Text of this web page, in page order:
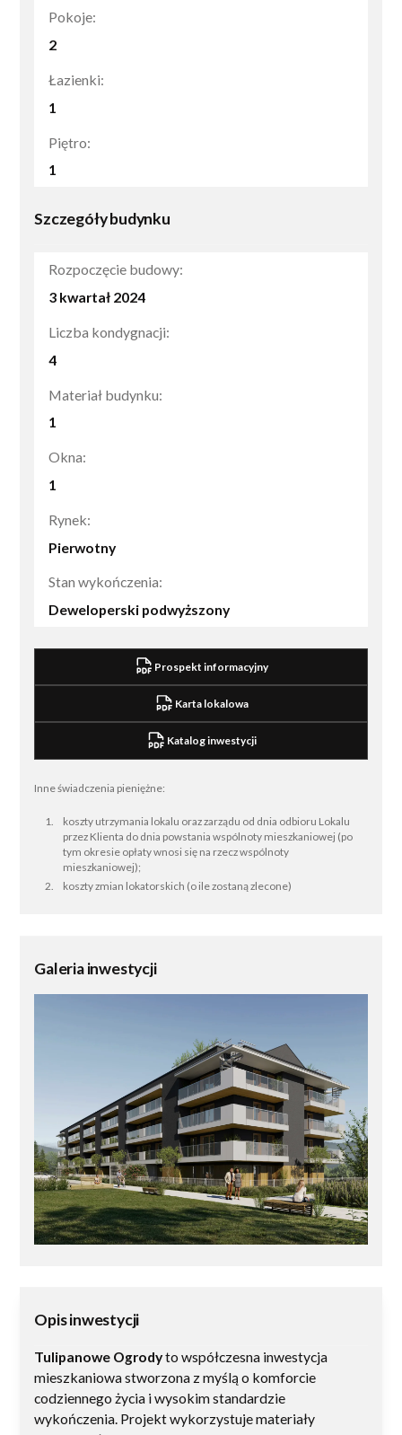
Pokoje:
2
Łazienki:
1
Piętro:
1
Szczegóły budynku
Rozpoczęcie budowy:
3 kwartał 2024
Liczba kondygnacji:
4
Materiał budynku:
1
Okna:
1
Rynek:
Pierwotny
Stan wykończenia:
Deweloperski podwyższony
Prospekt informacyjny
Karta lokalowa
Katalog inwestycji
Inne świadczenia pieniężne:
koszty utrzymania lokalu oraz zarządu od dnia odbioru Lokalu
przez Klienta do dnia powstania wspólnoty mieszkaniowej (po
tym okresie opłaty wnosi się na rzecz wspólnoty
mieszkaniowej);
koszty zmian lokatorskich (o ile zostaną zlecone)
Galeria inwestycji
Opis inwestycji
Tulipanowe Ogrodyto współczesna inwestycja
mieszkaniowa stworzona z myślą o komforcie
codziennego życia i wysokim standardzie
wykończenia. Projekt wykorzystuje materiały